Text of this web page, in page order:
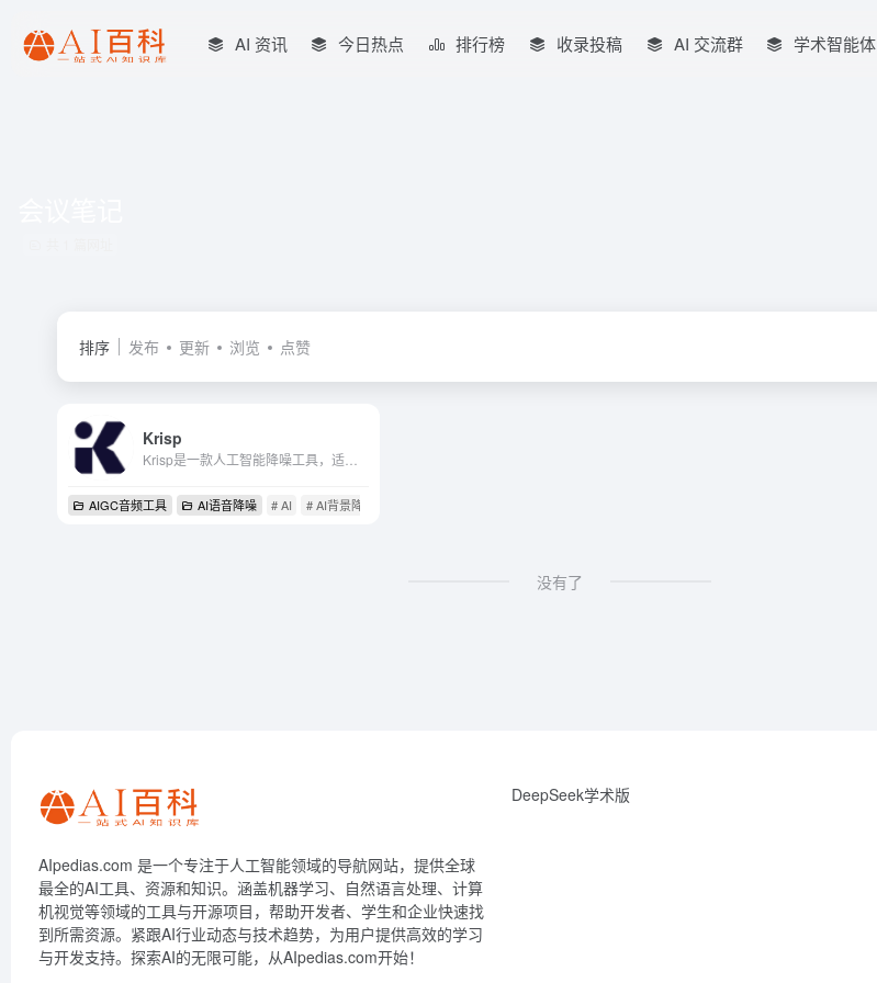
AI 资讯 今日热点 排行榜 收录投稿 AI 交流群 学术智能体
排序 发布 更新 浏览 点赞
Krisp
AIGC音频工具 AI语音降噪 # AI # AI背景降噪
没有了
AIpedias.com 是一个专注于人工智能领域的导航网站，提供全球
最全的AI工具、资源和知识。涵盖机器学习、自然语言处理、计算
机视觉等领域的工具与开源项目，帮助开发者、学生和企业快速找
到所需资源。紧跟AI行业动态与技术趋势，为用户提供高效的学习
与开发支持。探索AI的无限可能，从AIpedias.com开始！
DeepSeek学术版